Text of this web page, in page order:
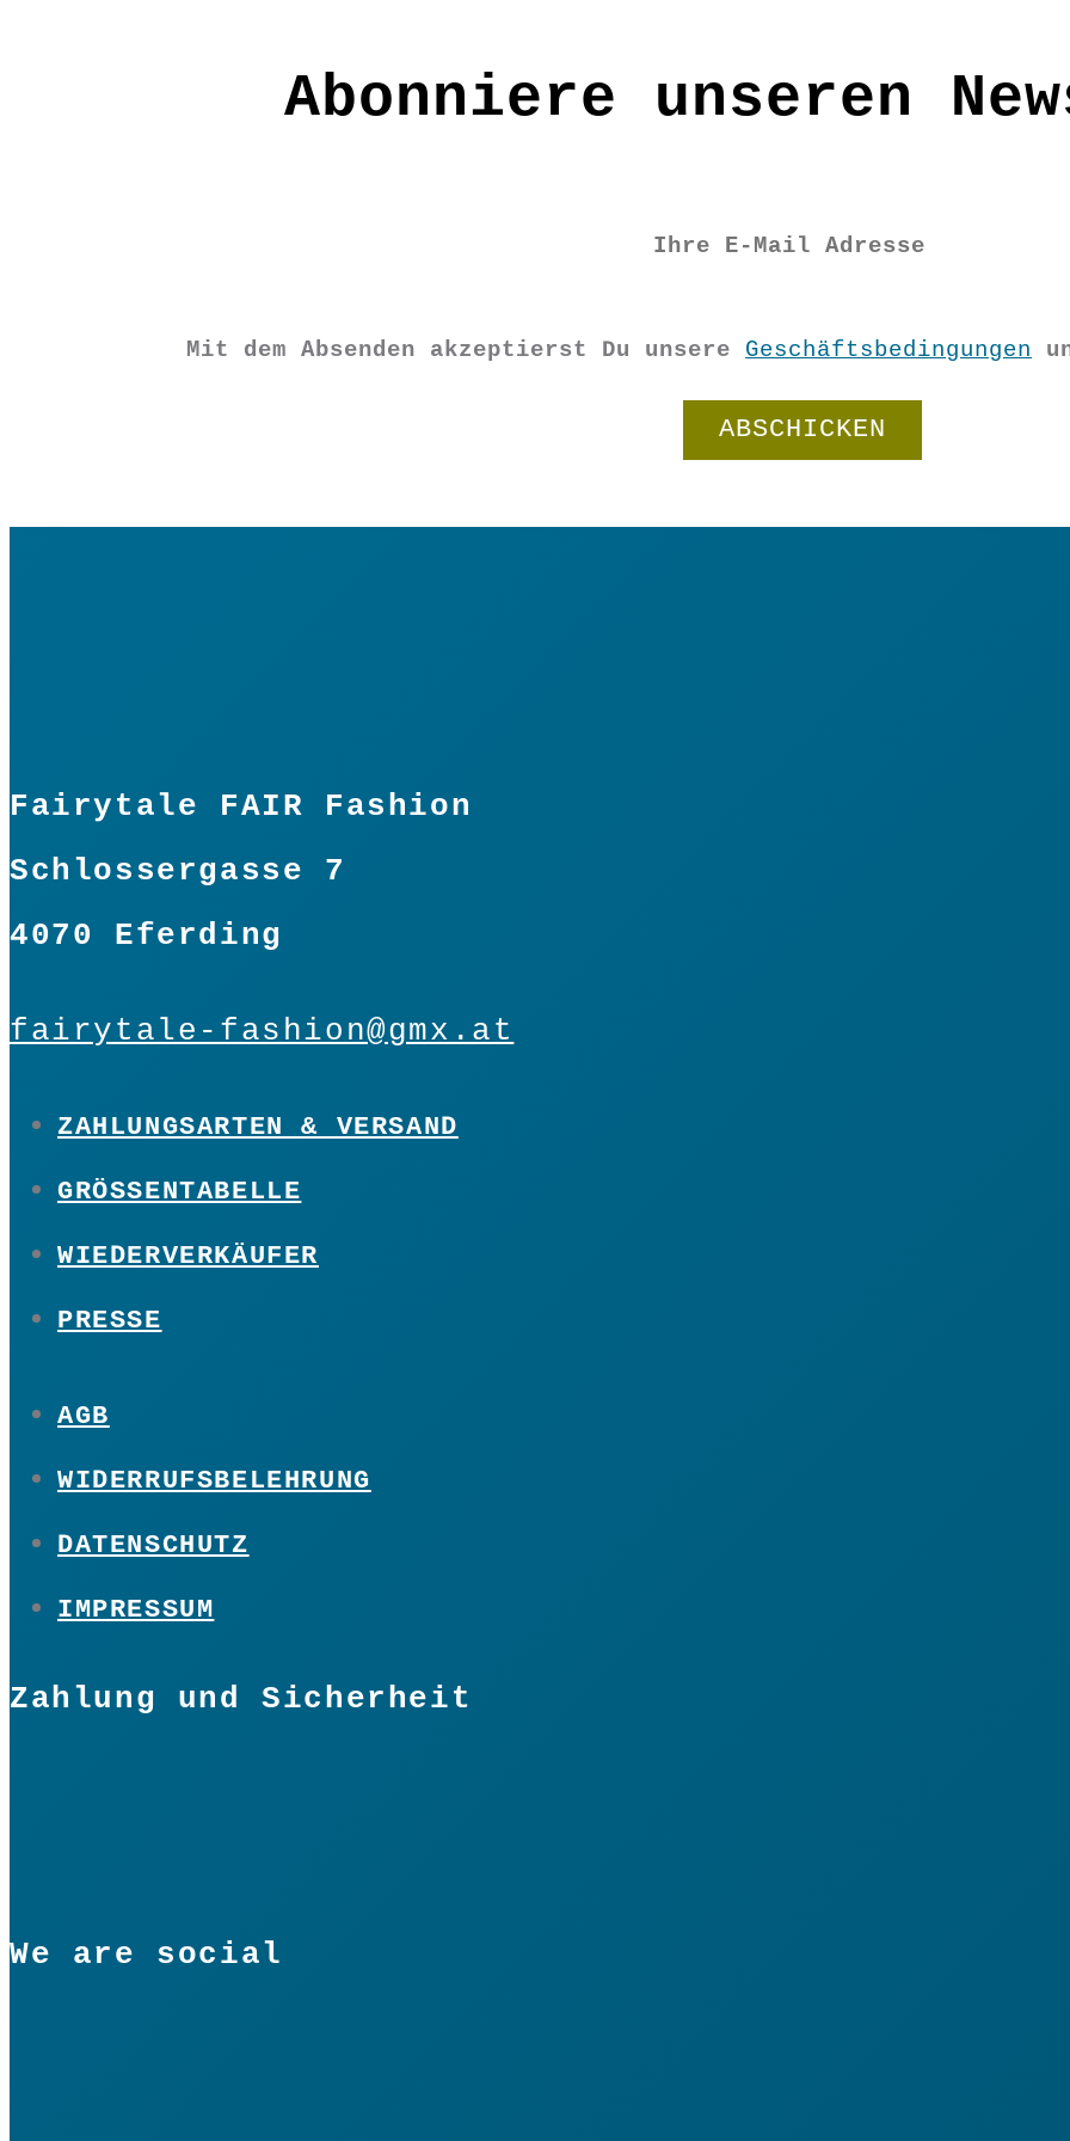
Material: 100% WolleAbonniere unseren
Mit dem Absenden akzeptierst Du unsere Geschäftsbedingungen
Fairytale FAIR Fashion
Schlossergasse 7
4070 Eferding
fairytale-fashion@gmx.at
ZAHLUNGSARTEN & VERSAND
GRÖSSENTABELLE
WIEDERVERKÄUFER
PRESSE
AGB
WIDERRUFSBELEHRUNG
DATENSCHUTZ
IMPRESSUM
Zahlung und Sicherheit
We are social